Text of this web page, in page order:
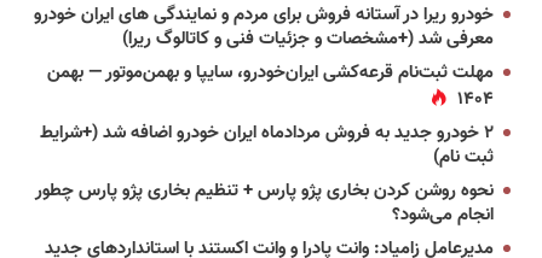
خودرو ریرا در آستانه فروش برای مردم و نمایندگی های ایران خودرو
معرفی شد (+مشخصات و جزئیات فنی و کاتالوگ ریرا)
مهلت ثبت‌نام قرعه‌کشی ایران‌خودرو، سایپا و بهمن‌موتور — بهمن
۱۴۰۴
۲ خودرو جدید به فروش مردادماه ایران خودرو اضافه شد (+شرایط
ثبت نام)
نحوه روشن کردن بخاری پژو پارس + تنظیم بخاری پژو پارس چطور
انجام می‌شود؟
مدیرعامل زامیاد: وانت پادرا و وانت اکستند با استانداردهای جدید